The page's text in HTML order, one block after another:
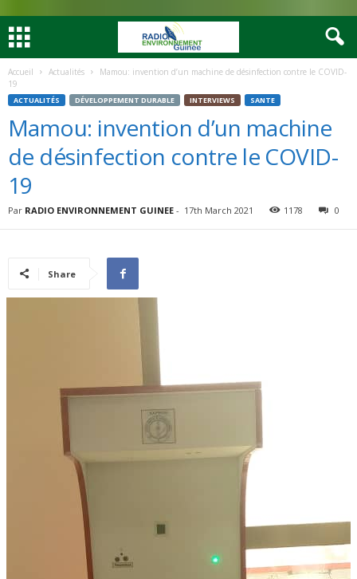
Accueil Actualités
Mamou: invention d’un machine de désinfection contre le COVID-
19
ACTUALITÉS DÉVELOPPEMENT DURABLE INTERVIEWS SANTE
Mamou: invention d’un machine
de désinfection contre le COVID-
19
Par RADIO ENVIRONNEMENT GUINEE - 17th March 2021 1178 0
Share